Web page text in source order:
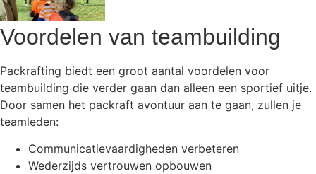
Voordelen van teambuilding
Packrafting biedt een groot aantal voordelen voor
teambuilding die verder gaan dan alleen een sportief uitje.
Door samen het packraft avontuur aan te gaan, zullen je
teamleden:
Communicatievaardigheden verbeteren
Wederzijds vertrouwen opbouwen